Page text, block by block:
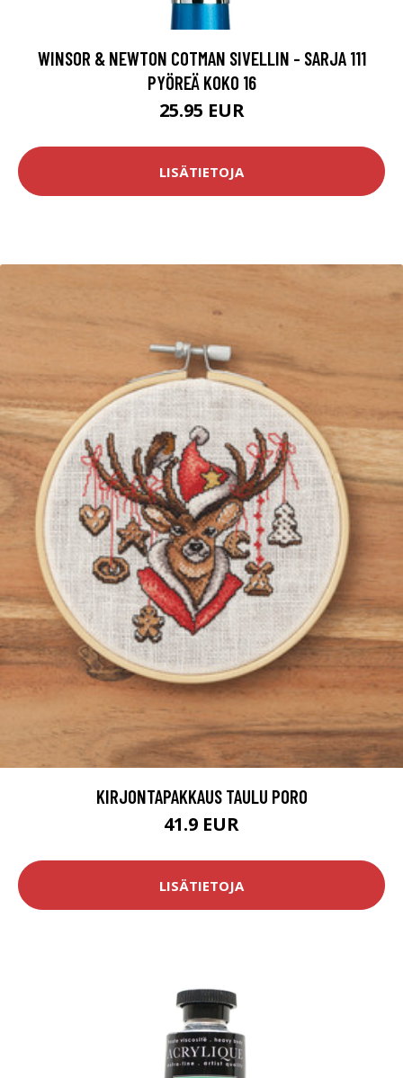
WINSOR & NEWTON COTMAN SIVELLIN - SARJA 111
PYÖREÄ KOKO 16
25.95 EUR
LISÄTIETOJA
KIRJONTAPAKKAUS TAULU PORO
41.9 EUR
LISÄTIETOJA